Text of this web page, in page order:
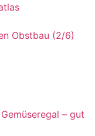
Obstbau (2/6)
– gut